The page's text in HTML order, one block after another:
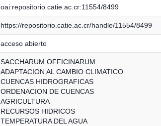
oai:repositorio.catie.ac.cr:11554/8499
https://repositorio.catie.ac.cr/handle/11554/8499
acceso abierto
SACCHARUM OFFICINARUM
ADAPTACION AL CAMBIO CLIMATICO
CUENCAS HIDROGRAFICAS
ORDENACION DE CUENCAS
AGRICULTURA
RECURSOS HIDRICOS
TEMPERATURA DEL AGUA